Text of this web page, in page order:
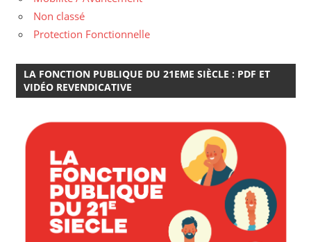
Non classé
Protection Fonctionnelle
LA FONCTION PUBLIQUE DU 21EME SIÈCLE : PDF ET
VIDÉO REVENDICATIVE